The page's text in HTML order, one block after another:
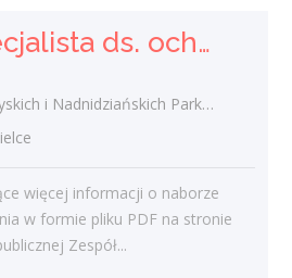
Starszy specjalista ds. ochrony przyrody w ramach projektu odtworzenie sieci alei wierzbowo-lipowych oraz ochrona czynna owadów poprzez przywrócenie integralności siedlisk i zachowanie bioróżnorodnośc
Parków Krajobrazowych w Kielcach, ul. Łódzka 244 Kielce
więcej informacji o naborze
w formie pliku PDF na stronie
Zespół...